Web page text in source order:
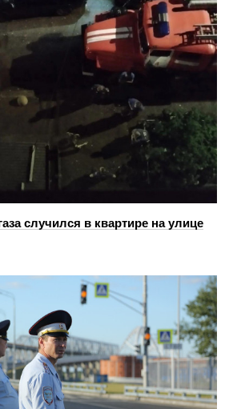
случился в квартире на улице